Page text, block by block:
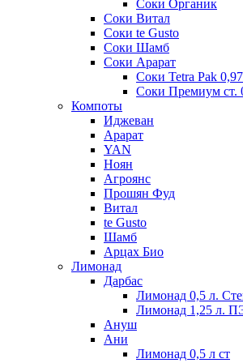
Соки Органик
Соки Витал
Соки te Gusto
Соки Шамб
Соки Арарат
Соки Tetra Pak
Соки Премиум ст.
Компоты
Иджеван
Арарат
YAN
Ноян
Агроянс
Прошян Фуд
Витал
te Gusto
Шамб
Арцах Био
Лимонад
Дарбас
Лимонад 0,5 л.
Лимонад 1,25 л.
Ануш
Ани
Лимонад 0,5 л ст